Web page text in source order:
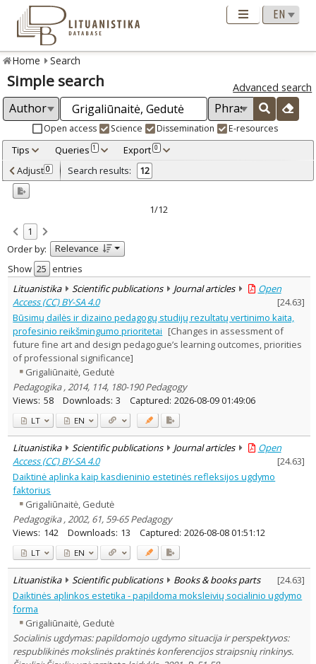
Home Search
Simple search Advanced search
Open access Science Dissemination E-resources
Tips Queries 1 Export 0
Adjusted by criteria 0
Year
Refine
Open access
Scientific publications 12
Document Type:
Books & books parts 2
Journal articles 9
Dissertations 1
Subject area:
Education 10
Philosophy 1
Arts 1
Political sciences 1
Psychology 1
Sociology 1
Management 2
Text language
Country of publication
Historical periods
Lithuanian place names
Subject
Journal
Adjust 0 Search results: 12
1/12
1
Order by:
Relevance
Show
entries
Lituanistika
Scientific publications Journal articles
Open
Access (CC) BY-SA 4.0
[24.63]
Būsimų dailės ir dizaino pedagogų studijų rezultatų vertinimo kaita,
profesinio reikšmingumo prioritetai [Changes in assessment of
future fine art and design pedagogue’s learning outcomes, priorities
of professional significance]
Grigaliūnaitė, Gedutė
Pedagogika , 2014, 114, 180-190 Pedagogy
Views: 58 Downloads: 3 Captured: 2026-08-09 01:49:06
LT EN
Lituanistika Scientific publications Journal articles
Open
Access (CC) BY-SA 4.0
[24.63]
Daiktinė aplinka kaip kasdieninio estetinės refleksijos ugdymo
faktorius
Grigaliūnaitė, Gedutė
Pedagogika , 2002, 61, 59-65 Pedagogy
Views: 142 Downloads: 13 Captured: 2026-08-08 01:51:12
LT EN
Lituanistika Scientific publications Books & books parts [24.63]
Daiktinės aplinkos estetika - papildoma moksleivių socialinio ugdymo
forma
Grigaliūnaitė, Gedutė
Socialinis ugdymas: papildomojo ugdymo situacija ir perspektyvos:
respublikinės mokslinės praktinės konferencijos straipsnių rinkinys.